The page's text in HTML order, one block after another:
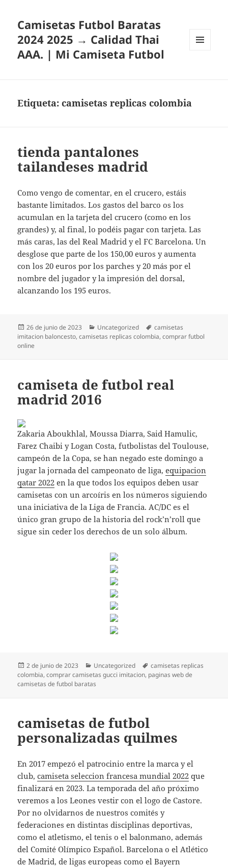
Camisetas Futbol Baratas
2024 2025 → Calidad Thai
AAA. | Mi Camiseta Futbol
Etiqueta:camisetas replicas colombia
tienda pantalones
tailandeses madrid
Como vengo de comentar, en el crucero, estáis
bastante limitados. Los gastos del barco os los
acumulan en la tarjeta del crucero (como en los
grandes) y, al final, lo podéis pagar con tarjeta. Las
más caras, las del Real Madrid y el FC Barcelona. Un
desglose que parte de los 150,00 euros y aumenta
con los 20 euros por los parches y 20 más por el
nombre del jugador y la impresión del dorsal,
alcanzando los 195 euros.
Publicado
el
26 de junio de 2023 Categorías
Uncategorized Etiquetas
camisetas
imitacion baloncesto,camisetas replicas colombia,comprar futbol
online
camiseta de futbol real
madrid 2016
Zakaria Aboukhlal, Moussa Diarra, Said Hamulic,
Farez Chaibi y Logan Costa, futbolistas del Toulouse,
campeón de la Copa, se han negado este domingo a
jugar la jornada del campeonato de liga,equipacion
qatar 2022 en la que todos los equipos deben usar
camisetas con un arcoíris en los números siguiendo
una iniciativa de la Liga de Francia. AC/DC es el
único gran grupo de la historia del rock’n’roll que
sigue sin ceder los derechos de un solo álbum.
Publicado
el
2 de junio de 2023 Categorías
Uncategorized Etiquetas
camisetas replicas
colombia,comprar camisetas gucci imitacion, paginas web de
camisetas de futbol baratas
camisetas de futbol
personalizadas quilmes
En 2017 empezó el patrocinio entre la marca y el
club,camiseta seleccion francesa mundial 2022 que
finalizará en 2023. La temporada del año próximo
veremos a los Leones vestir con el logo de Castore.
Por no olvidarnos de nuestros comités y
federaciones en distintas disciplinas deportivas,
como el atletismo, el tenis o el balonmano, además
del Comité Olímpico Español. Barcelona o el Atlético
de Madrid, de ligas europeas como el Bayern